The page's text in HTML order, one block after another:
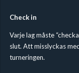
Check in
Varje lag måste
slut. Att misslyckas
turneringen.